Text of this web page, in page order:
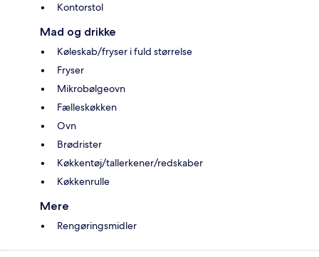
Kontorstol
Mad og drikke
Køleskab/fryser i fuld størrelse
Fryser
Mikrobølgeovn
Fælleskøkken
Ovn
Brødrister
Køkkentøj/tallerkener/redskaber
Køkkenrulle
Mere
Rengøringsmidler